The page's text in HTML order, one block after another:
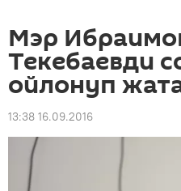
Мэр
Текебаевди
ойлонуп
13:38 16.09.2016